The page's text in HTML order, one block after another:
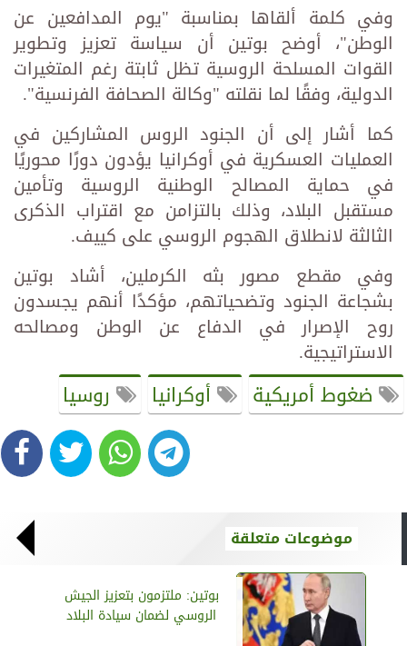
وفي كلمة ألقاها بمناسبة "يوم المدافعين عن
الوطن"، أوضح بوتين أن سياسة تعزيز وتطوير
القوات المسلحة الروسية تظل ثابتة رغم المتغيرات
الدولية، وفقًا لما نقلته "وكالة الصحافة الفرنسية".
كما أشار إلى أن الجنود الروس المشاركين في
العمليات العسكرية في أوكرانيا يؤدون دورًا محوريًا
في حماية المصالح الوطنية الروسية وتأمين
مستقبل البلاد، وذلك بالتزامن مع اقتراب الذكرى
الثالثة لانطلاق الهجوم الروسي على كييف.
وفي مقطع مصور بثه الكرملين، أشاد بوتين
بشجاعة الجنود وتضحياتهم، مؤكدًا أنهم يجسدون
روح الإصرار في الدفاع عن الوطن ومصالحه
الاستراتيجية.
ضغوط أمريكية أوكرانيا روسيا
موضوعات متعلقة
بوتين: ملتزمون بتعزيز الجيش
الروسي لضمان سيادة البلاد